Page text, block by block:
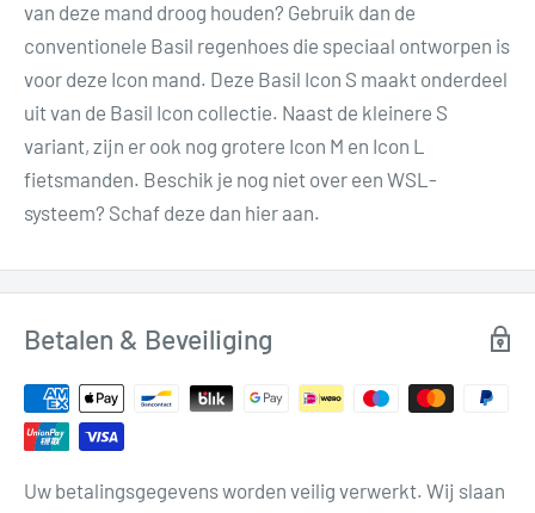
van deze mand droog houden? Gebruik dan de
conventionele Basil regenhoes die speciaal ontworpen is
voor deze Icon mand. Deze Basil Icon S maakt onderdeel
uit van de Basil Icon collectie. Naast de kleinere S
variant, zijn er ook nog grotere Icon M en Icon L
fietsmanden. Beschik je nog niet over een WSL-
systeem? Schaf deze dan hier aan.
Betalen & Beveiliging
Uw betalingsgegevens worden veilig verwerkt. Wij slaan